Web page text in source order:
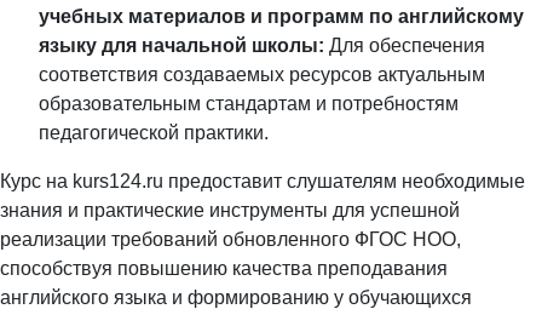
учебных материалов и программ по английскому
языку для начальной школы: Для обеспечения
соответствия создаваемых ресурсов актуальным
образовательным стандартам и потребностям
педагогической практики.
Курс на kurs124.ru предоставит слушателям необходимые
знания и практические инструменты для успешной
реализации требований обновленного ФГОС НОО,
способствуя повышению качества преподавания
английского языка и формированию у обучающихся